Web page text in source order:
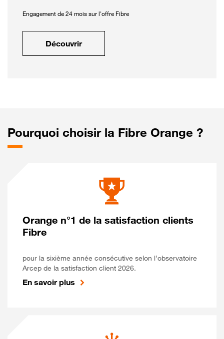
Engagement de 24 mois sur l'offre Fibre
Découvrir
Pourquoi choisir la Fibre Orange ?
Orange n°1 de la satisfaction clients
Fibre
pour la sixième année consécutive selon l’observatoire
Arcep de la satisfaction client 2026.
En savoir plus